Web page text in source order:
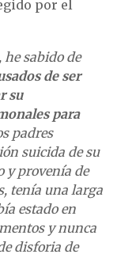
por el
sabido de
de ser
su
para
padres
suicida de su
y provenía de
tenía una larga
estado en
y nunca
disforia de